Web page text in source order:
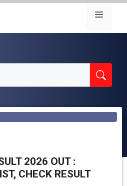
Menu
2026 OUT :
CHECK RESULT